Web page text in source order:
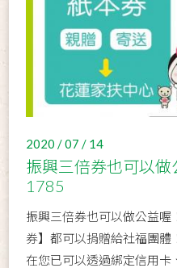
2020 / 07 / 14
振興三倍券也可以
1785
振興三倍券也可以做公益喔
券】都可以捐贈給社福團
在您已可以透過綁定信用